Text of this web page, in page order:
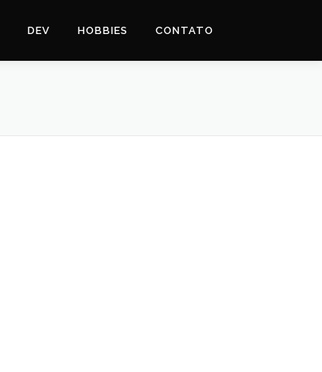
DEV HOBBIES CONTATO